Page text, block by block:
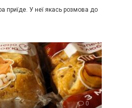
приїде. У неї якась розмова до
0